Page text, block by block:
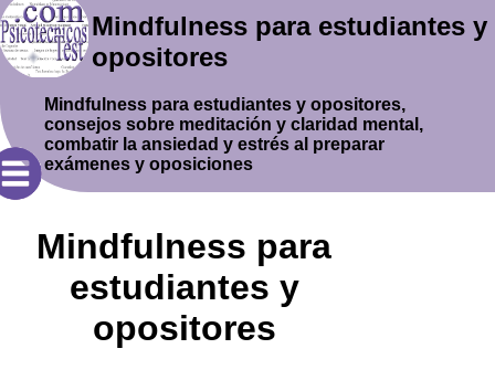
Mindfulness para estudiantes y
opositores
Mindfulness para estudiantes y opositores,
consejos sobre meditación y claridad mental,
combatir la ansiedad y estrés al preparar
exámenes y oposiciones
Mindfulness para
estudiantes y
opositores